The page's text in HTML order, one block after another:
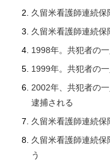
久留米看護師連続保
久留米看護師連続保
1998年。共犯者の
1999年。共犯者の
2002年、共犯者の
逮捕される
久留米看護師連続
久留米看護師連続
う